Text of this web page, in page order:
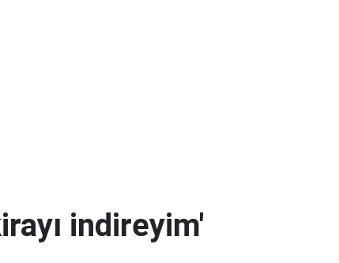
indireyim'